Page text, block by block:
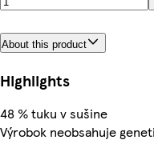
About this product
Highlights
48 % tuku v sušine
Výrobok neobsahuje